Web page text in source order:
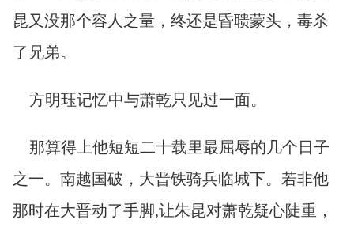
昆又没那个容人之量，终还是昏聩蒙头，毒杀
了兄弟。
方明珏记忆中与萧乾只见过一面。
那算得上他短短二十载里最屈辱的几个日子
之一。南越国破，大晋铁骑兵临城下。若非他
那时在大晋动了手脚,让朱昆对萧乾疑心陡重，